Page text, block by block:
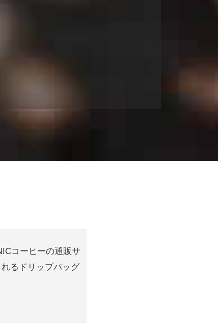
コーヒーの通販サ
るドリップバッグ